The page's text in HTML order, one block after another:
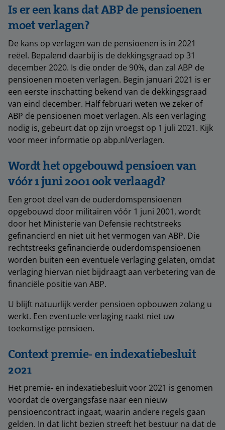
Is er een kans dat ABP de pensioenen
moet verlagen?
De kans op verlagen van de pensioenen is in 2021
reëel. Bepalend daarbij is de dekkingsgraad op 31
december 2020. Is die onder de 90%, dan zal ABP de
pensioenen moeten verlagen. Begin januari 2021 is er
een eerste inschatting bekend van de dekkingsgraad
van eind december. Half februari weten we zeker of
ABP de pensioenen moet verlagen. Als een verlaging
nodig is, gebeurt dat op zijn vroegst op 1 juli 2021. Kijk
voor meer informatie op abp.nl/verlagen.
Wordt het opgebouwd pensioen van
vóór 1 juni 2001 ook verlaagd?
Een groot deel van de ouderdomspensioenen
opgebouwd door militairen vóór 1 juni 2001, wordt
door het Ministerie van Defensie rechtstreeks
gefinancierd en niet uit het vermogen van ABP. Die
rechtstreeks gefinancierde ouderdomspensioenen
worden buiten een eventuele verlaging gelaten, omdat
verlaging hiervan niet bijdraagt aan verbetering van de
financiële positie van ABP.
U blijft natuurlijk verder pensioen opbouwen zolang u
werkt. Een eventuele verlaging raakt niet uw
toekomstige pensioen.
Context premie- en indexatiebesluit
2021
Het premie- en indexatiebesluit voor 2021 is genomen
voordat de overgangsfase naar een nieuw
pensioencontract ingaat, waarin andere regels gaan
gelden. In dat licht bezien streeft het bestuur na dat de